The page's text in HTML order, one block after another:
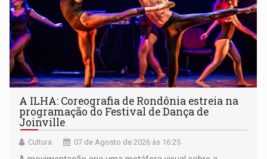
A ILHA: Coreografia de Rondônia estreia na
programação do Festival de Dança de
Joinville
Cultura 07 de Agosto de 2026 às 16:25